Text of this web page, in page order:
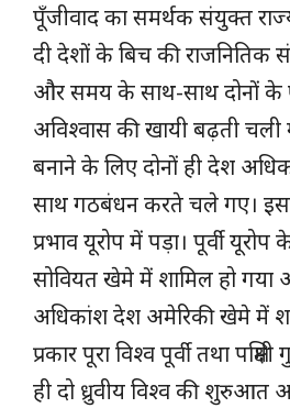
पूँजीवाद का समर्थक संयुक्त
दी देशों के बिच की राजनितिक
और समय के साथ-साथ दोनों के
अविश्वास की खायी बढ़ती चली
बनाने के लिए दोनों ही देश
साथ गठबंधन करते चले गए।
प्रभाव यूरोप में पड़ा। पूर्वी
सोवियत खेमे में शामिल हो गया
अधिकांश देश अमेरिकी खेमे में
प्रकार पूरा विश्व पूर्वी तथा
ही दो ध्रुवीय विश्व की शुरुआत